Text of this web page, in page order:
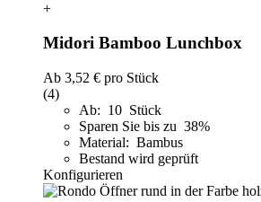
+
Midori Bamboo Lunchbox
Ab 3,52 € pro Stück
(4)
Ab: 10 Stück
Sparen Sie bis zu 38%
Material: Bambus
Bestand wird geprüft
Konfigurieren